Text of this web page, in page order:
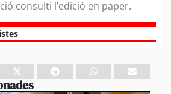
consulti l’edició en paper.